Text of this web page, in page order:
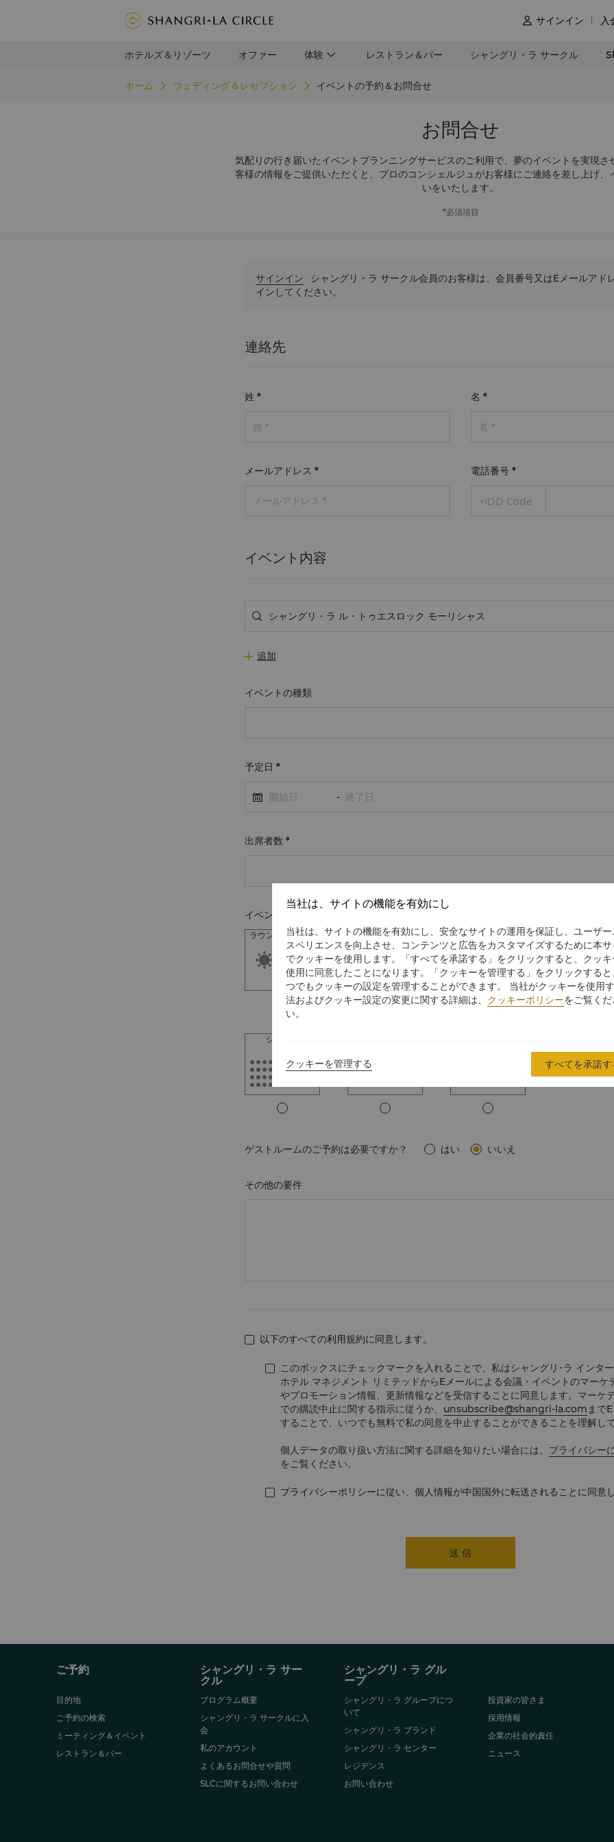
 サインイン 入
ホテルズ＆リゾーツ オファー 体験 レストラン＆バー シャングリ・ラ サークル
ホーム ウェディング＆レセプション イベントの予約＆お問合せ
お問合せ
気配りの行き届いたイベントプランニングサービスのご利用で、夢のイベントを実現さ
客様の情報をご提供いただくと、プロのコンシェルジュがお客様にご連絡を差し上げ、
いをいたします。
*必須項目
サインイン
シャングリ・ラ サークル会員のお客様は、会員番号又はEメールアド
インしてください。
連絡先
姓 * 名 *
メールアドレス * 電話番号 *
+IDD Code
イベント内容
追加
イベントの種類
予定日 *
-
出席者数 *
イベント設営
ラウンドテーブル ボードルーム クラスルーム
シアター
ゲストルームのご予約は必要ですか？ はい いいえ
その他の要件
以下のすべての利用規約に同意します。
このボックスにチェックマークを入れることで、私はシャングリ･ラ インタ
ホテル マネジメント リミテッドからEメールによる会議・イベントのマーケ
やプロモーション情報、更新情報などを受信することに同意します。マーケ
での購読中止に関する指示に従うか、 unsubscribe@shangri-la.com まで
することで、いつでも無料で私の同意を中止することができることを理解して
個人データの取り扱い方法に関する詳細を知りたい場合には、 プライバシー
をご覧ください。
プライバシーポリシーに従い、個人情報が中国国外に転送されることに同意し
送 信
ご予約
目的地
ご予約の検索
ミーティング＆イベント
レストラン＆バー
シャングリ・ラ サー
クル
プログラム概要
シャングリ・ラ サークルに入
会
私のアカウント
よくあるお問合せや質問
SLCに関するお問い合わせ
シャングリ・ラ グル
ープ
シャングリ・ラ グループにつ
いて
シャングリ・ラ ブランド
シャングリ・ラ センター
レジデンス
お問い合わせ
投資家の皆さま
採用情報
企業の社会的責任
ニュース
当社は、サイトの機能を有効にし
当社は、サイトの機能を有効にし、安全なサイトの運用を保証し、ユーザー
スペリエンスを向上させ、コンテンツと広告をカスタマイズするために本サ
でクッキーを使用します。「すべてを承諾する」をクリックすると、クッ
使用に同意したことになります。「クッキーを管理する」をクリックする
つでもクッキーの設定を管理することができます。 当社がクッキーを使用
法およびクッキー設定の変更に関する詳細は、 クッキーポリシーをご覧くだ
い。
クッキーを管理する すべてを承諾す